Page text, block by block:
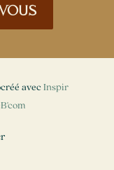
avec Inspir